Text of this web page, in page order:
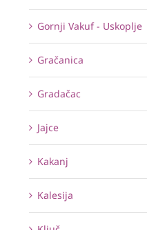
Gornji Vakuf - Uskoplje
Gračanica
Gradačac
Jajce
Kakanj
Kalesija